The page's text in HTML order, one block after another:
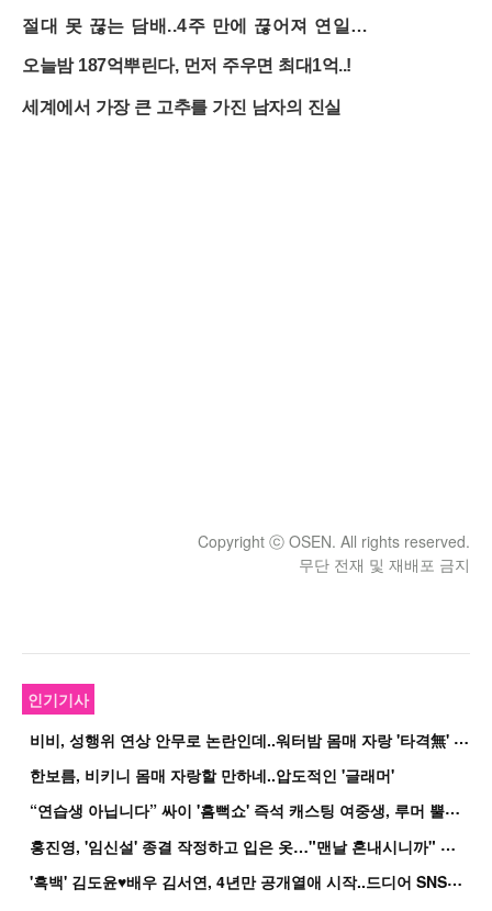
Copyright ⓒ OSEN. All rights reserved.
무단 전재 및 재배포 금지
인기기사
비
비, 성행위 연상 안무로 논란인데..워터밤 몸매 자랑 '타격無' 근황
한보름, 비키니 몸매 자랑할 만하네..압도적인 '글래머'
“
연습생 아닙니다” 싸이 '흠뻑쇼' 즉석 캐스팅 여중생, 루머 뿔났다[Oh!쎈 이...
홍
진영, '임신설' 종결 작정하고 입은 옷…"맨날 혼내시니까" 억울
'
흑백' 김도윤♥배우 김서연, 4년만 공개열애 시작..드디어 SNS에 노출 [핫피...